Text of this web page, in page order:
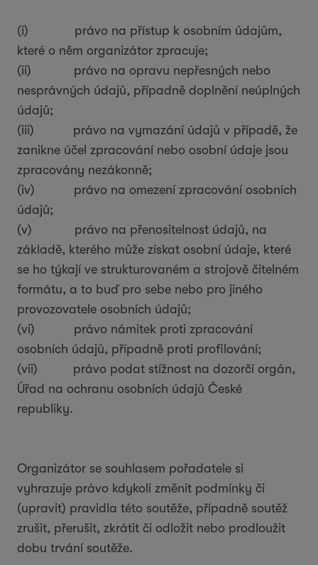
(i) právo na přístup k osobním údajům,
které o něm organizátor zpracuje;
(ii) právo na opravu nepřesných nebo
nesprávných údajů, případně doplnění neúplných
údajů;
(iii) právo na vymazání údajů v případě, že
zanikne účel zpracování nebo osobní údaje jsou
zpracovány nezákonně;
(iv) právo na omezení zpracování osobních
údajů;
(v) právo na přenositelnost údajů, na
základě, kterého může získat osobní údaje, které
se ho týkají ve strukturovaném a strojově čitelném
formátu, a to buď pro sebe nebo pro jiného
provozovatele osobních údajů;
(vi) právo námitek proti zpracování
osobních údajů, případně proti profilování;
(vii) právo podat stížnost na dozorčí orgán,
Úřad na ochranu osobních údajů České
republiky.
Organizátor se souhlasem pořadatele si
vyhrazuje právo kdykoli změnit podmínky či
(upravit) pravidla této soutěže, případně soutěž
zrušit, přerušit, zkrátit či odložit nebo prodloužit
dobu trvání soutěže.